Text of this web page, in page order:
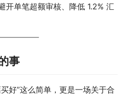
开单笔超额审核、降低 1.2% 汇
事
好”这么简单，更是一场关于合